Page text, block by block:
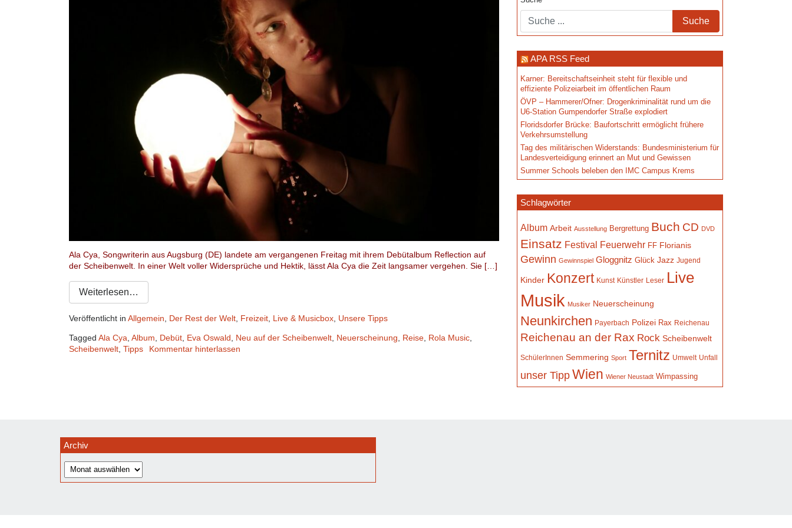
Ala Cya, Songwriterin aus Augsburg (DE) landete am vergangenen Freitag mit ihrem Debütalbum Reflection auf
der Scheibenwelt. In einer Welt voller Widersprüche und Hektik, lässt Ala Cya die Zeit langsamer vergehen. Sie […]
Weiterlesen…
Veröffentlicht in Allgemein Der Rest der Welt Freizeit Live & Musicbox Unsere Tipps
Tagged Ala Cya Album Debüt Eva Oswald Neu auf der Scheibenwelt Neuerscheinung Reise Rola Music
Scheibenwelt Tipps Kommentar hinterlassen
APA RSS Feed
Karner: Bereitschaftseinheit steht für flexible und
effiziente Polizeiarbeit im öffentlichen Raum
ÖVP – Hammerer/Ofner: Drogenkriminalität rund um die
U6-Station Gumpendorfer Straße explodiert
Floridsdorfer Brücke: Baufortschritt ermöglicht frühere
Verkehrsumstellung
Tag des militärischen Widerstands: Bundesministerium für
Landesverteidigung erinnert an Mut und Gewissen
Summer Schools beleben den IMC Campus Krems
Schlagwörter
Album Arbeit Ausstellung Bergrettung Buch CD DVD
Einsatz Festival Feuerwehr FF Florianis
Gewinn Gewinnspiel Gloggnitz Glück Jazz Jugend
Kinder Konzert Kunst Künstler Leser Live
Musik Musiker Neuerscheinung
Neunkirchen Payerbach Polizei Rax Reichenau
Reichenau an der Rax Rock Scheibenwelt
SchülerInnen Semmering Sport Ternitz Umwelt Unfall
unser TippWien Wiener Neustadt Wimpassing
Archiv
Archiv